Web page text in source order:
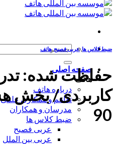
جستجو
صفحه اصلی
هاتف
درباره هاتف
تفاهم و همکاری علمی
مدرسان و همکاران
ضبط کلاس ها
عربی فصیح
عربی بین الملل
ضبط کلاس ها ,عربی فصیح,هاتف
90